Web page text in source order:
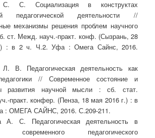
С. С. Социализация в конструктах
педагогической деятельности //
механизмы решения проблем научного
ст. Межд. науч.-практ. конф. (Сызрань, 28
: в 2 ч. Ч.2. Уфа : Омега Сайнс, 2016.
Л. В. Педагогическая деятельность как
// Современное состояние и
развития научной мысли : сб. стат.
практ. конфер. (Пенза, 18 мая 2016 г.) : в
: ОМЕГА САЙНС, 2016. С.209-211.
А. С. Педагогическая деятельность в
современного педагогического